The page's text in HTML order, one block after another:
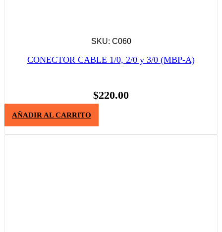
SKU: C060
CONECTOR CABLE 1/0, 2/0 y 3/0 (MBP-A)
$220.00
AÑADIR AL CARRITO